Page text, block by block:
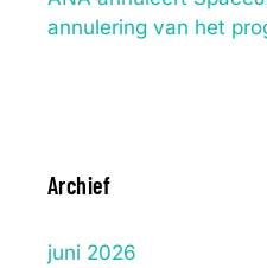
annulering van het
Archief
juni 2026